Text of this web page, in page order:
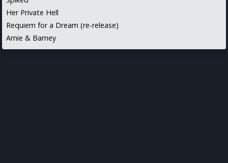
Her Private Hell
Requiem for a Dream (re-release)
Arnie & Barney